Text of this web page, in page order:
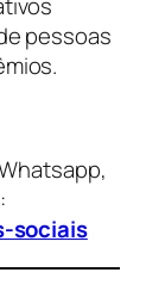
pessoas
sociais